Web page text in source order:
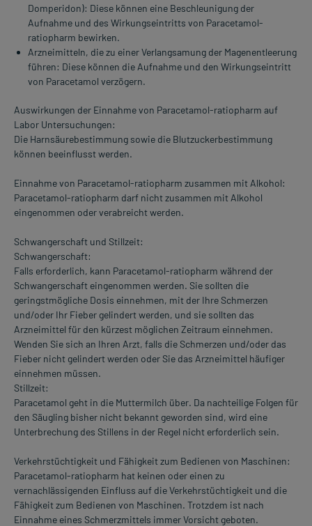
Domperidon): Diese können eine Beschleunigung der
Aufnahme und des Wirkungseintritts von Paracetamol-
ratiopharm bewirken.
Arzneimitteln, die zu einer Verlangsamung der Magenentleerung
führen: Diese können die Aufnahme und den Wirkungseintritt
von Paracetamol verzögern.
Auswirkungen der Einnahme von Paracetamol-ratiopharm auf
Labor Untersuchungen:
Die Harnsäurebestimmung sowie die Blutzuckerbestimmung
können beeinflusst werden.
Einnahme von Paracetamol-ratiopharm zusammen mit Alkohol:
Paracetamol-ratiopharm darf nicht zusammen mit Alkohol
eingenommen oder verabreicht werden.
Schwangerschaft und Stillzeit:
Schwangerschaft:
Falls erforderlich, kann Paracetamol-ratiopharm während der
Schwangerschaft eingenommen werden. Sie sollten die
geringstmögliche Dosis einnehmen, mit der Ihre Schmerzen
und/oder Ihr Fieber gelindert werden, und sie sollten das
Arzneimittel für den kürzest möglichen Zeitraum einnehmen.
Wenden Sie sich an Ihren Arzt, falls die Schmerzen und/oder das
Fieber nicht gelindert werden oder Sie das Arzneimittel häufiger
einnehmen müssen.
Stillzeit:
Paracetamol geht in die Muttermilch über. Da nachteilige Folgen für
den Säugling bisher nicht bekannt geworden sind, wird eine
Unterbrechung des Stillens in der Regel nicht erforderlich sein.
Verkehrstüchtigkeit und Fähigkeit zum Bedienen von Maschinen:
Paracetamol-ratiopharm hat keinen oder einen zu
vernachlässigenden Einfluss auf die Verkehrstüchtigkeit und die
Fähigkeit zum Bedienen von Maschinen. Trotzdem ist nach
Einnahme eines Schmerzmittels immer Vorsicht geboten.